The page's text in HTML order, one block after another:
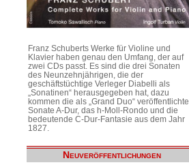
Franz Schuberts Werke für Violine und
Klavier haben genau den Umfang, der auf
zwei CDs passt. Es sind die drei Sonaten
des Neunzehnjährigen, die der
geschäftstüchtige Verleger Diabelli als
„Sonatinen“ herausgegeben hat, dazu
kommen die als „Grand Duo“ veröffentlichte
Sonate A-Dur, das h-Moll-Rondo und die
bedeutende C-Dur-Fantasie aus dem Jahr
1827.
Neuveröffentlichungen